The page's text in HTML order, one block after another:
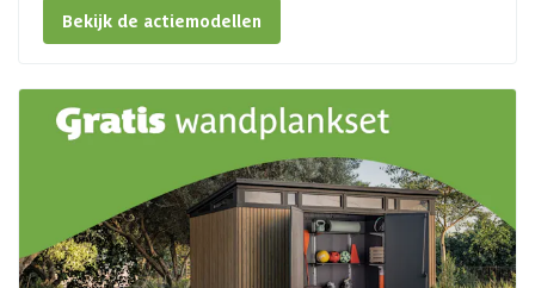
Bekijk de actiemodellen